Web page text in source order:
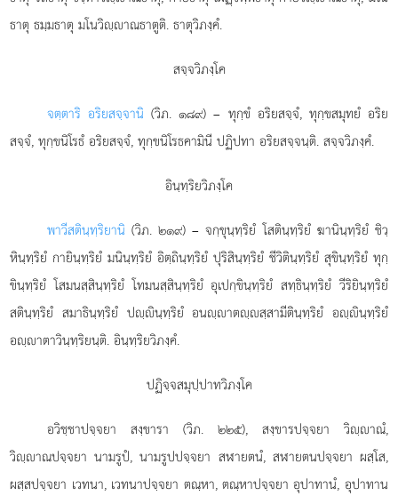
ธาตุ ธมฺมธาตุ มโนวิฺาณธาตูติ. ธาตุวิภงฺคํ.
สจฺจวิภงฺโค
จตฺตาริ อริยสจฺจานิ (วิภ. ๑๘๙) – ทุกฺขํ อริยสจฺจํ, ทุกฺขสมุทยํ อริย
สจฺจํ, ทุกฺขนิโรธํ อริยสจฺจํ, ทุกฺขนิโรธคามินี ปฏิปทา อริยสจฺจนฺติ. สจฺจวิภงฺคํ.
อินฺทฺริยวิภงฺโค
พาวีสตินฺทฺริยานิ (วิภ. ๒๑๙) – จกฺขุนฺทฺริยํ โสตินฺทฺริยํ ฆานินฺทฺริยํ ชิวฺ
หินฺทฺริยํ กายินฺทฺริยํ มนินฺทฺริยํ อิตฺถินฺทฺริยํ ปุริสินฺทฺริยํ ชีวิตินฺทฺริยํ สุขินฺทฺริยํ ทุกฺ
ขินฺทฺริยํ โสมนสฺสินฺทฺริยํ โทมนสฺสินฺทฺริยํ อุเปกฺขินฺทฺริยํ สทฺธินฺทฺริยํ วีริยินฺทฺริยํ
สตินฺทฺริยํ สมาธินฺทฺริยํ ปฺินฺทฺริยํ อนฺาตฺสฺสามีตินฺทฺริยํ อฺินฺทฺริยํ
อฺาตาวินฺทฺริยนฺติ. อินฺทฺริยวิภงฺคํ.
ปฏิจฺจสมุปฺปาทวิภงฺโค
อวิชฺชาปจฺจยา สงฺขารา (วิภ. ๒๒๕), สงฺขารปจฺจยา วิฺาณํ,
วิฺาณปจฺจยา นามรูปํ, นามรูปปจฺจยา สฬายตนํ, สฬายตนปจฺจยา ผสฺโส,
ผสฺสปจฺจยา เวทนา, เวทนาปจฺจยา ตณฺหา, ตณฺหาปจฺจยา อุปาทานํ, อุปาทาน